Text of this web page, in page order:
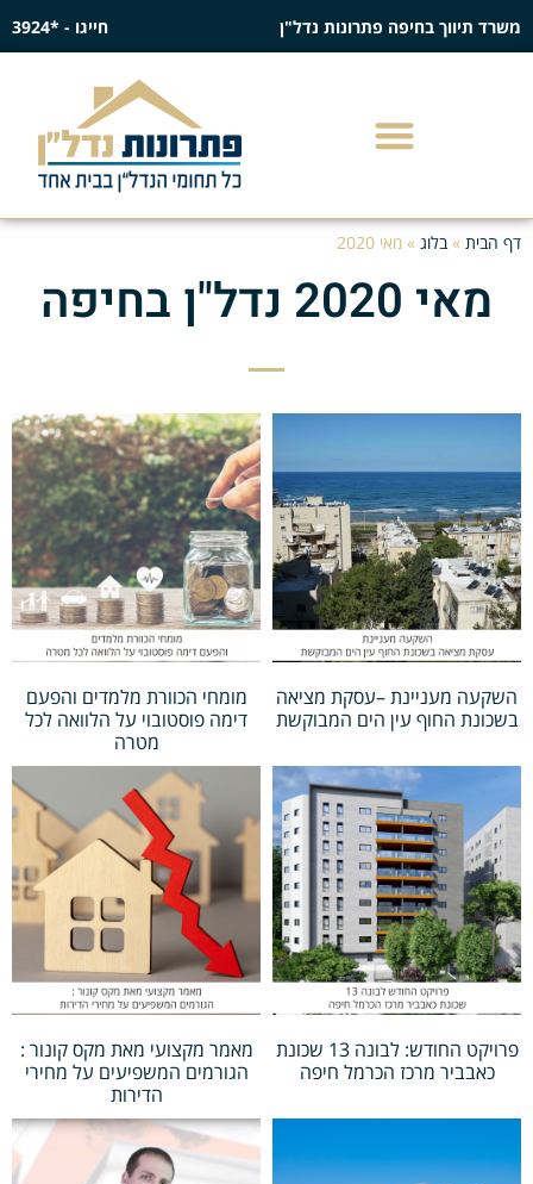
משרד תיווך בחיפה פתרונות נדל"ן חייגו - *3924
דף הבית »בלוג » מאי 2020
מאי 2020 נדל"ן בחיפה
השקעה מעניינת –עסקת מציאה
בשכונת החוף עין הים המבוקשת
מומחי הכוורת מלמדים והפעם
דימה פוסטובוי על הלוואה לכל
מטרה
פרויקט החודש: לבונה 13 שכונת
כאבביר מרכז הכרמל חיפה
מאמר מקצועי מאת מקס קונור :
הגורמים המשפיעים על מחירי
הדירות